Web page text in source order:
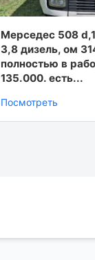
Мерседес 508
3,8 дизель, ом
полностью в
135.000. есть...
Посмотреть